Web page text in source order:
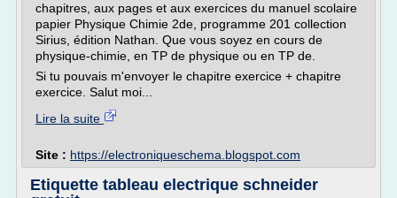
chapitres, aux pages et aux exercices du manuel scolaire
papier Physique Chimie 2de, programme 201 collection
Sirius, édition Nathan. Que vous soyez en cours de
physique-chimie, en TP de physique ou en TP de.
Si tu pouvais m'envoyer le chapitre exercice + chapitre
exercice. Salut moi...
Lire la suite
Site : https://electroniqueschema.blogspot.com
Etiquette tableau electrique schneider